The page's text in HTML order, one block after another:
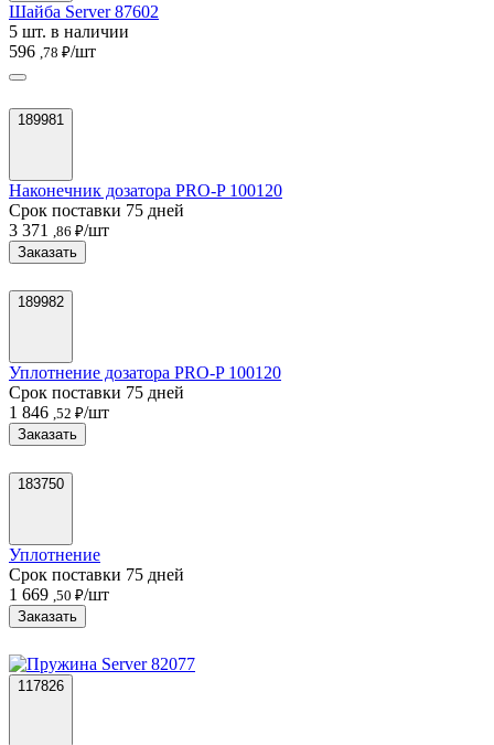
Шайба Server 87602
5 шт. в наличии
596 ,78 ₽/шт
189981
Наконечник дозатора PRO-P 100120
Срок поставки 75 дней
3 371
,86 ₽/шт
Заказать
189982
Уплотнение дозатора PRO-P 100120
Срок поставки 75 дней
1 846 ,52 ₽/шт
Заказать
183750
Уплотнение
Срок поставки 75 дней
1 669 ,50 ₽/шт
Заказать
117826